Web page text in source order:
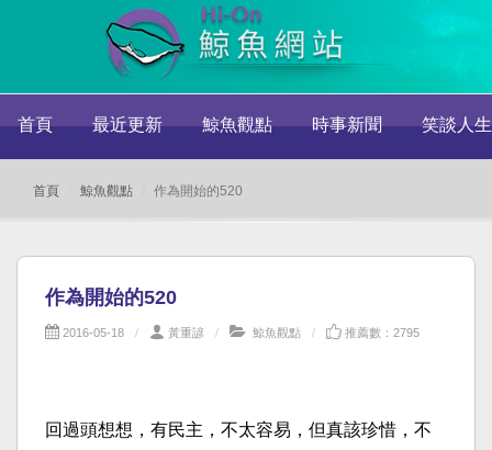
首頁 最近更新 鯨魚觀點 時事新聞 笑談人生
首頁 鯨魚觀點 作為開始的520
作為開始的520
2016-05-18 黃重諺 鯨魚觀點 推薦數：2795
回過頭想想，有民主，不太容易，但真該珍惜，不